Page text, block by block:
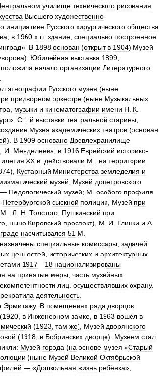
училище технического рисования
Высшего художественно-
инициативе Русского хирургического общества
; в 1960 х гг. здание специально построенное
». В 1898 основан (открыт в 1904) Музей
). Юбилейная выставка 1899
положила начало организации Литературного
этнографии Русского музея (ныне
придворном оркестре (ныне Музыкальных
музыки и кинематографии имени Н К
». С 1 й выставки театральной старины
Музея академических театров (основан
). В 1909 основано Древлехранилище
И Менделеева в 1916 Еврейский историко-
XX в действовали М : на территории
), Кустарный Министерства земледелия и
музей Музей допетровского
— Педологический музей; М особого профиля
-Петербургской сыскной полиции Музей при
М : Л Н Толстого Пушкинский при
ныне Кировский проспект), М И Глинки и А
насчитывался 51 М
назначены специальные комиссары задачей
ценностей исторических и архитектурных
1917—18 национализированы
на принятые меры часть музейных
лиц осуществлявших охрану.
деятельность
Эрмитажу. В помещениях ряда дворцов
(1920 в Инженерном замке в 1963 вошёл в
(1923 там же), Музей дворянского
(1918 в Бобринских дворце). Музеем стал
Музей города (на основе музея «Старый
(ныне Музей Великой Октябрьской
— «Дошкольная жизнь ребёнка»,